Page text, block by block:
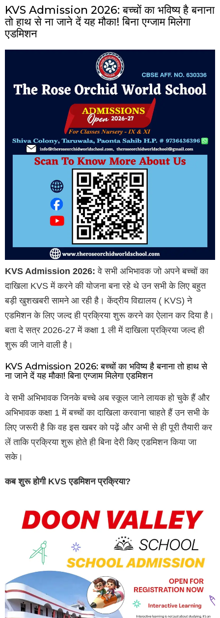
KVS Admission 2026: बच्चों का भविष्य है बनाना
तो हाथ से ना जाने दें यह मौका! बिना एग्जाम मिलेगा
एडमिशन
KVS Admission 2026: वे सभी अभिभावक जो अपने बच्चों का
दाखिला KVS में करने की योजना बना रहे थे उन सभी के लिए बहुत
बड़ी खुशखबरी सामने आ रही है। केंद्रीय विद्यालय ( KVS) ने
एडमिशन के लिए जल्द ही प्रक्रिया शुरू करने का ऐलान कर दिया है।
बता दे सत्र 2026-27 में कक्षा 1 ली में दाखिला प्रक्रिया जल्द ही
शुरू की जाने वाली है।
KVS Admission 2026: बच्चों का भविष्य है बनाना तो हाथ से
ना जाने दें यह मौका! बिना एग्जाम मिलेगा एडमिशन
वे सभी अभिभावक जिनके बच्चे अब स्कूल जाने लायक हो चुके हैं और
अभिभावक कक्षा 1 में बच्चों का दाखिला करवाना चाहते हैं उन सभी के
लिए जरूरी है कि वह इस खबर को पढ़ें और अभी से ही पूरी तैयारी कर
लें ताकि प्रक्रिया शुरू होते ही बिना देरी किए एडमिशन किया जा
सके।
कब शुरू होगी KVS एडमिशन प्रक्रिया?